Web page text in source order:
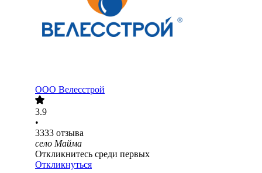
ООО Велесстрой
3.9
•
3333 отзыва
село Майма
Откликнитесь среди первых
Откликнуться